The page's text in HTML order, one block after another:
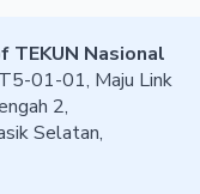
TEKUN Nasional
01-01, Maju Link
2,
Selatan,